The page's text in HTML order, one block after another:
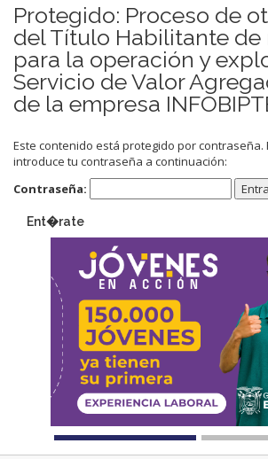
Protegido: Proceso de
del Título Habilitante de
para la operación y
Servicio de Valor
de la empresa
Este contenido está protegido por
introduce tu contraseña a continuación:
Contraseña:
Ent�rate